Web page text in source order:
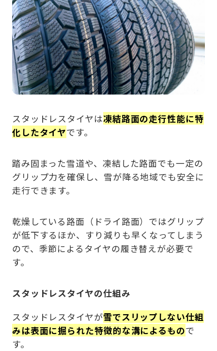
スタッドレスタイヤは凍結路面の走行性能に特
化したタイヤです。
踏み固まった雪道や、凍結した路面でも一定の
グリップ力を確保し、雪が降る地域でも安全に
走行できます。
乾燥している路面（ドライ路面）ではグリップ
が低下するほか、すり減りも早くなってしまう
ので、季節によるタイヤの履き替えが必要で
す。
スタッドレスタイヤの仕組み
スタッドレスタイヤが雪でスリップしない仕組
みは表面に掘られた特徴的な溝によるもので
す。